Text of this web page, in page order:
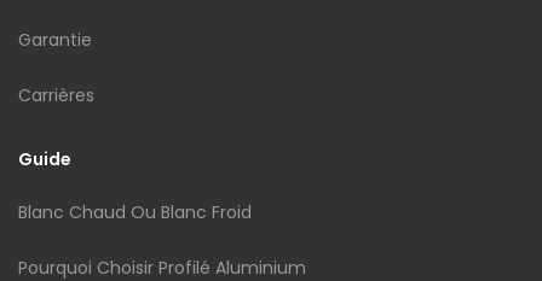
Garantie
Carrières
Guide
Blanc Chaud Ou Blanc Froid
Pourquoi Choisir Profilé Aluminium